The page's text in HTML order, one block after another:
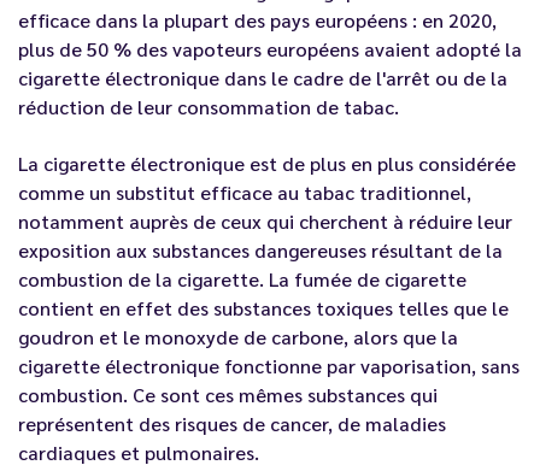
efficace dans la plupart des pays européens : en 2020,
plus de 50 % des vapoteurs européens avaient adopté la
cigarette électronique dans le cadre de l'arrêt ou de la
réduction de leur consommation de tabac.
La cigarette électronique est de plus en plus considérée
comme un substitut efficace au tabac traditionnel,
notamment auprès de ceux qui cherchent à réduire leur
exposition aux substances dangereuses résultant de la
combustion de la cigarette. La fumée de cigarette
contient en effet des substances toxiques telles que le
goudron et le monoxyde de carbone, alors que la
cigarette électronique fonctionne par vaporisation, sans
combustion. Ce sont ces mêmes substances qui
représentent des risques de cancer, de maladies
cardiaques et pulmonaires.